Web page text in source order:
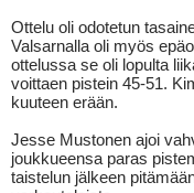
Ottelu oli odotetun
Valsarnalla oli myös
ottelussa se oli lopulta
voittaen pistein 45-51.
kuuteen erään.
Jesse Mustonen ajoi
joukkueensa paras
taistelun jälkeen